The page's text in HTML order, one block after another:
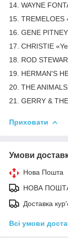
14. WAYNE
15. TREMELOES
16. GENE
17. CHRISTIE
18. ROD
19. HERMAN'S
20. THE
21. GERRY &
Приховати
Умови
Нова Пошта
НОВА
Доставка
Всі умови